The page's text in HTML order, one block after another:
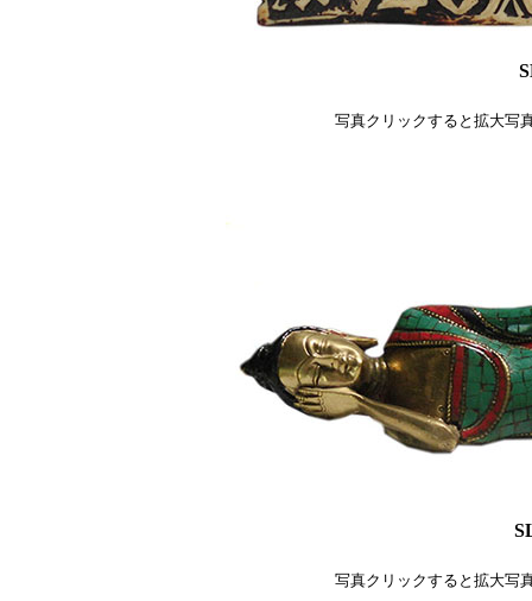
写真クリックすると拡大写
写真クリックすると拡大写